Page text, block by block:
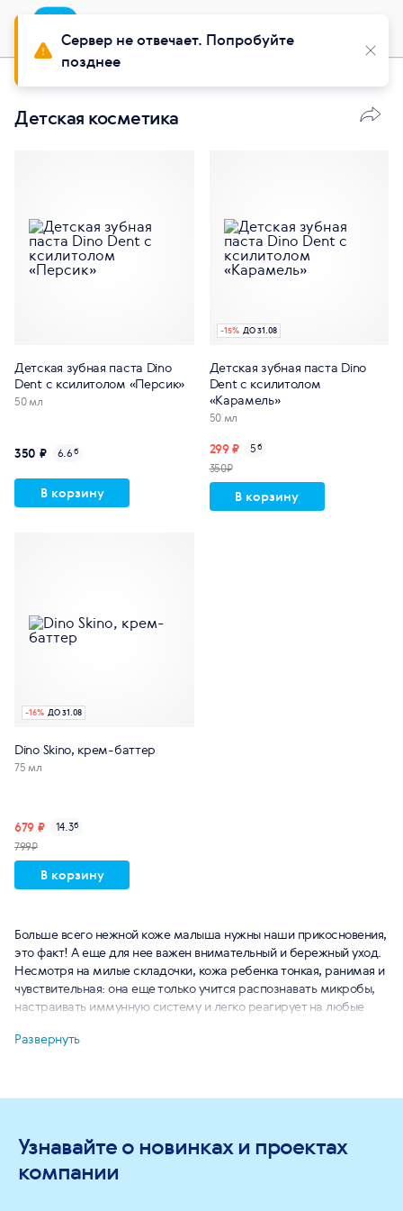
Buy Siberian
Детская косметика
Детская зубная паста Dino
Dent с ксилитолом «Персик»
50 мл
350 ₽ 6.6б
В корзину
-15% ДО 31.08
Детская зубная паста Dino
Dent с ксилитолом
«Карамель»
50 мл
299 ₽ 5б
350₽
В корзину
-16% ДО 31.08
Dino Skino, крем-баттер
75 мл
679 ₽ 14.3б
799₽
В корзину
Больше всего нежной коже малыша нужны наши прикосновения,
это факт! А еще для нее важен внимательный и бережный уход.
Несмотря на милые складочки, кожа ребенка тонкая, ранимая и
чувствительная: она еще только учится распознавать микробы,
настраивать иммунную систему и легко реагирует на любые
довольно сухая, поэтому она нуждается в регулярном и очень
экстракты растений. Мы производим мягкий крем и детское
мыло на ромашковой воде, а также травяной бальзам для
купаний, который помогает сделать водные процедуры
Развернуть
Узнавайте о новинках и проектах
компании
Сервер не отвечает. Попробуйте
позднее